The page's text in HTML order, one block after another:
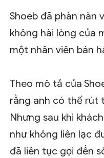
Shoeb đã phàn nàn
không hài lòng của
một nhân viên bán
Theo mô tả của
rằng anh có thể rút
Nhưng sau khi
như không liên lạc
đã liên tục gọi đến